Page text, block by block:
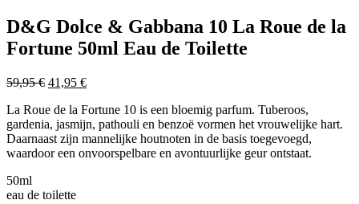
D&G Dolce & Gabbana 10 La Roue de la
Fortune 50ml Eau de Toilette
59,95€ Oorspronkelijke
was:
59,95 €.
41,95 €Huidige
is:
41,95 €.
La Roue de la Fortune 10 is een bloemig parfum. Tuberoos,
gardenia, jasmijn, pathouli en benzoë vormen het vrouwelijke hart.
Daarnaast zijn mannelijke houtnoten in de basis toegevoegd,
waardoor een onvoorspelbare en avontuurlijke geur ontstaat.
50ml
eau de toilette